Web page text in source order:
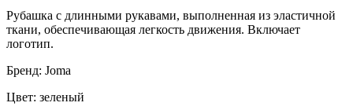
Рубашка с длинными рукавами, выполненная из эластичной
ткани, обеспечивающая легкость движения. Включает
логотип.
Бренд: Joma
Цвет: зеленый